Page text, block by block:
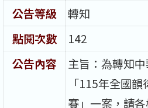
公告等級
轉知
點閱次數
142
公告內容
主旨：為轉知
「115年全國
賽」一案，請